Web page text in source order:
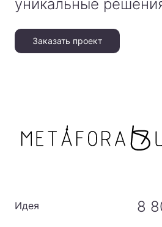
уникальные
Заказать проект
Идея 8